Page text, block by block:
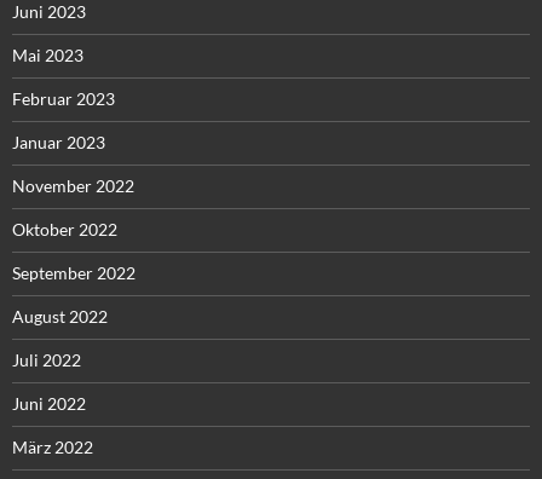
Juni 2023
Mai 2023
Februar 2023
Januar 2023
November 2022
Oktober 2022
September 2022
August 2022
Juli 2022
Juni 2022
März 2022